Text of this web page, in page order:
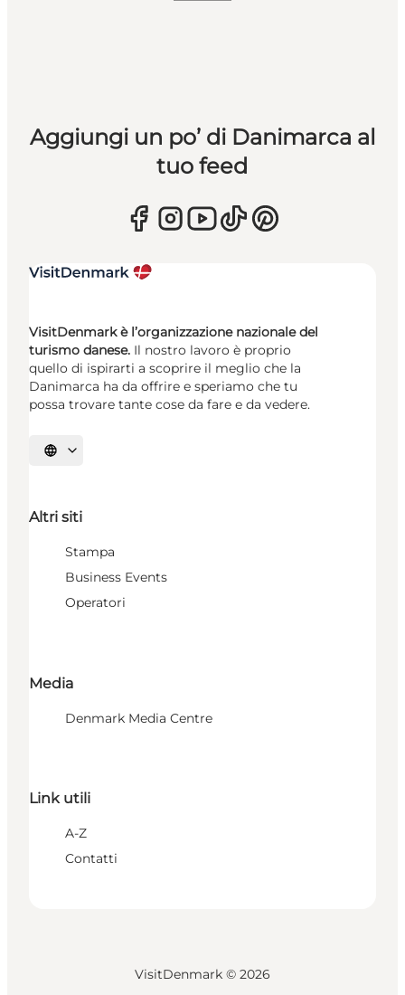
Aggiungi un po’ di Danimarca al
tuo feed
VisitDenmark è l’organizzazione nazionale del
turismo danese. Il nostro lavoro è proprio
quello di ispirarti a scoprire il meglio che la
Danimarca ha da offrire e speriamo che tu
possa trovare tante cose da fare e da vedere.
Seleziona la lingua
Altri siti
Stampa
Business Events
Operatori
Media
Denmark Media Centre
Link utili
A-Z
Contatti
VisitDenmark © 2026